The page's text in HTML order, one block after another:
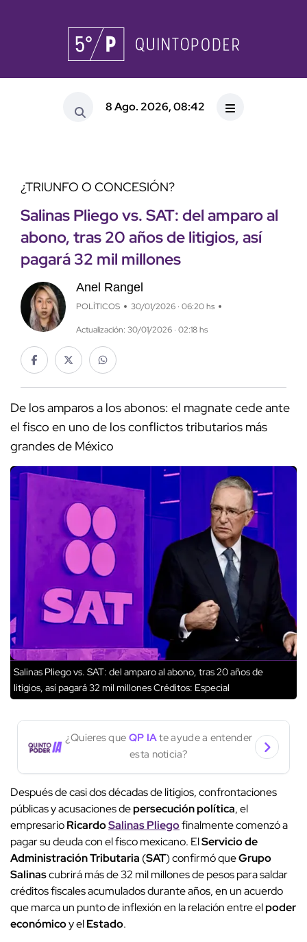
8 Ago. 2026, 08:42
¿TRIUNFO O CONCESIÓN?
Salinas Pliego vs. SAT: del amparo al
abono, tras 20 años de litigios, así
pagará 32 mil millones
Anel Rangel
POLÍTICOS 30/01/2026 · 06:20 hs
Actualización: 30/01/2026 · 02:18 hs
De los amparos a los abonos: el magnate cede ante
el fisco en uno de los conflictos tributarios más
grandes de México
Salinas Pliego vs. SAT: del amparo al abono, tras 20 años de
litigios, así pagará 32 mil millonesCréditos: Especial
¿Quieres que QP IAte ayude a entender
esta noticia?
Después de casi dos décadas de litigios, confrontaciones
públicas y acusaciones depersecución política, el
empresarioRicardoSalinas Pliegofinalmente comenzó a
pagar su deuda con el fisco mexicano. ElServicio de
Administración Tributaria (SAT) confirmó queGrupo
Salinascubrirá más de 32 mil millones de pesos para saldar
créditos fiscales acumulados durante años, en un acuerdo
que marca un punto de inflexión en la relación entre elpoder
económicoy elEstado.